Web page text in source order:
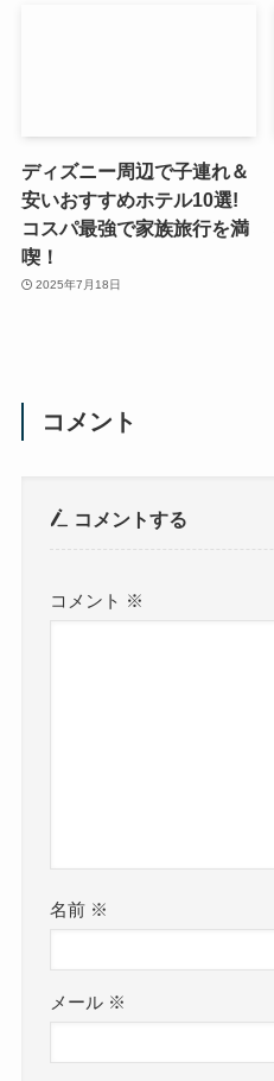
ディズニー周辺で子連れ＆
安いおすすめホテル10選!
コスパ最強で家族旅行を満
喫！
2025年7月18日
コメント
コメントする
コメント ※
名前 ※
メール ※